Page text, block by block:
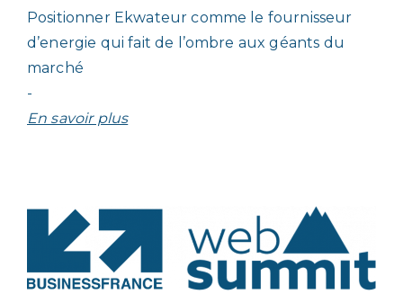
Positionner Ekwateur comme le fournisseur
d’energie qui fait de l’ombre aux géants du
marché
-
En savoir plus